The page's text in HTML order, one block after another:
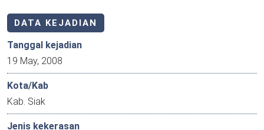
DATA KEJADIAN
Tanggal kejadian
19 May, 2008
Kota/Kab
Kab. Siak
Jenis kekerasan